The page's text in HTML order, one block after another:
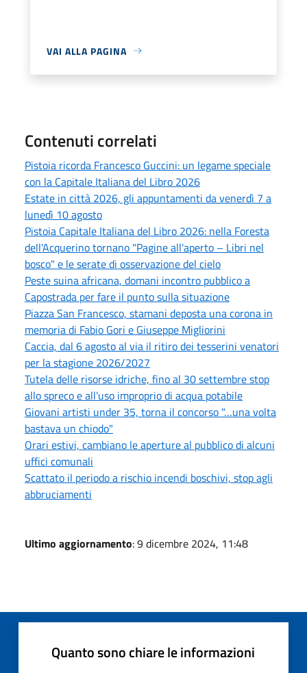
VAI ALLA PAGINA
Contenuti correlati
Pistoia ricorda Francesco Guccini: un legame speciale
con la Capitale Italiana del Libro 2026
Estate in città 2026, gli appuntamenti da venerdì 7 a
lunedì 10 agosto
Pistoia Capitale Italiana del Libro 2026: nella Foresta
dell'Acquerino tornano "Pagine all'aperto – Libri nel
bosco" e le serate di osservazione del cielo
Peste suina africana, domani incontro pubblico a
Capostrada per fare il punto sulla situazione
Piazza San Francesco, stamani deposta una corona in
memoria di Fabio Gori e Giuseppe Migliorini
Caccia, dal 6 agosto al via il ritiro dei tesserini venatori
per la stagione 2026/2027
Tutela delle risorse idriche, fino al 30 settembre stop
allo spreco e all’uso improprio di acqua potabile
Giovani artisti under 35, torna il concorso "…una volta
bastava un chiodo"
Orari estivi, cambiano le aperture al pubblico di alcuni
uffici comunali
Scattato il periodo a rischio incendi boschivi, stop agli
abbruciamenti
Ultimo aggiornamento: 9 dicembre 2024, 11:48
Quanto sono chiare le informazioni